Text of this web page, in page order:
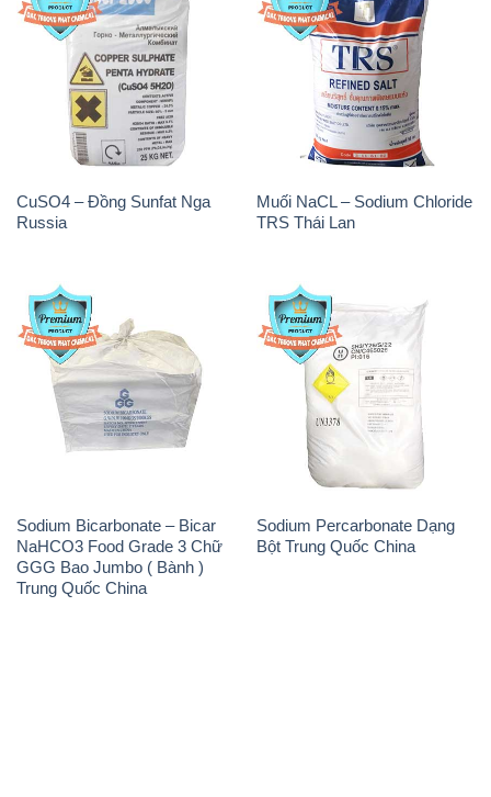
CuSO4 – Đồng Sunfat Nga
Russia
Muối NaCL – Sodium Chloride
TRS Thái Lan
Sodium Bicarbonate – Bicar
NaHCO3 Food Grade 3 Chữ
GGG Bao Jumbo ( Bành )
Trung Quốc China
Sodium Percarbonate Dạng
Bột Trung Quốc China